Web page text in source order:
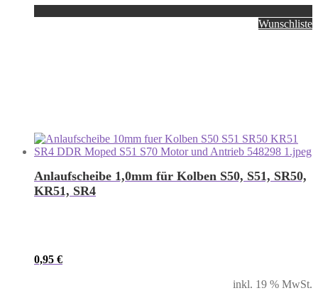
Wunschliste
Anlaufscheibe 1,0mm für Kolben S50, S51, SR50,
KR51, SR4
0,95 €
inkl. 19 % MwSt.